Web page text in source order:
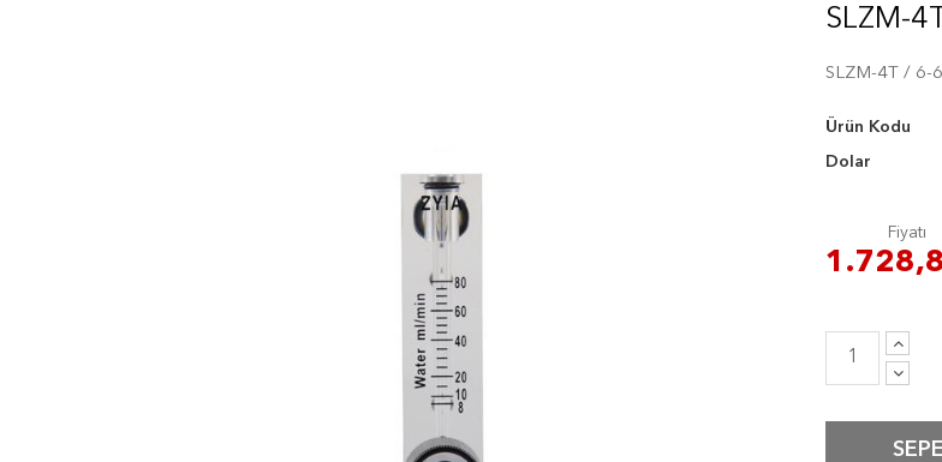
SLZM-
SLZM-4T / 6-
Ürün Kodu
Dolar
Fiyatı